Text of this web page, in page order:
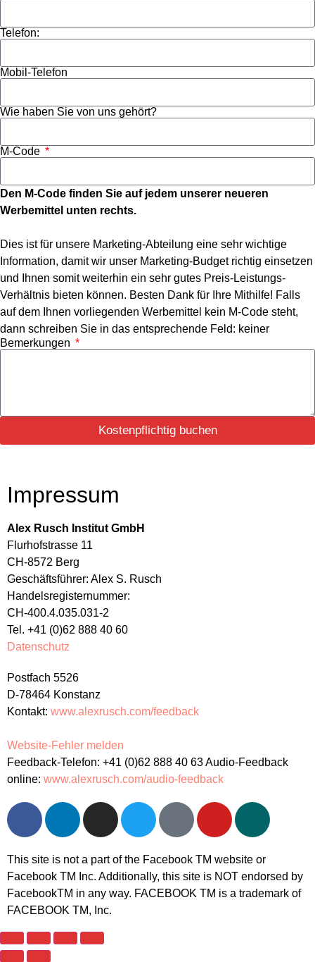
Telefon:
Mobil-Telefon
Wie haben Sie von uns gehört?
M-Code
Den M-Code finden Sie auf jedem unserer neueren
Werbemittel unten rechts.
Dies ist für unsere Marketing-Abteilung eine sehr wichtige
Information, damit wir unser Marketing-Budget richtig einsetzen
und Ihnen somit weiterhin ein sehr gutes Preis-Leistungs-
Verhältnis bieten können. Besten Dank für Ihre Mithilfe! Falls
auf dem Ihnen vorliegenden Werbemittel kein M-Code steht,
dann schreiben Sie in das entsprechende Feld: keiner
Bemerkungen
Kostenpflichtig buchen
Impressum
Alex Rusch Institut GmbH
Flurhofstrasse 11
CH-8572 Berg
Geschäftsführer: Alex S. Rusch
Handelsregisternummer:
CH-400.4.035.031-2
Tel. +41 (0)62 888 40 60
Datenschutz
Postfach 5526
D-78464 Konstanz
Kontakt: www.alexrusch.com/feedback
Website-Fehler melden
Feedback-Telefon: +41 (0)62 888 40 63 Audio-Feedback
online: www.alexrusch.com/audio-feedback
This site is not a part of the Facebook TM website or
Facebook TM Inc. Additionally, this site is NOT endorsed by
FacebookTM in any way. FACEBOOK TM is a trademark of
FACEBOOK TM, Inc.